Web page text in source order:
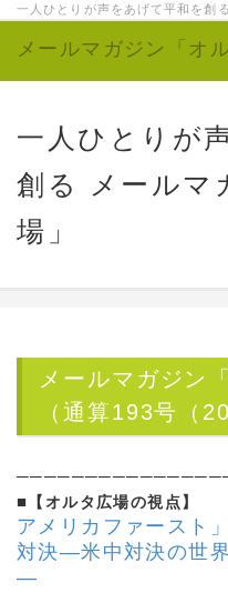
一人ひとりが声をあげて平
メールマガジン「オ
一人ひとりが
創る メールマ
場」
メールマガジン
（通算193号（
■ 【オルタ広場の視点】
アメリカファースト
対決―米中対決の世
―